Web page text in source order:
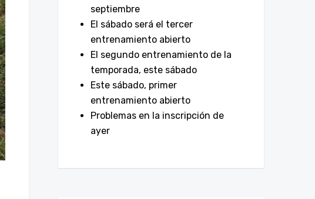
septiembre
El sábado será el tercer
entrenamiento abierto
El segundo entrenamiento de la
temporada, este sábado
Este sábado, primer
entrenamiento abierto
Problemas en la inscripción de
ayer